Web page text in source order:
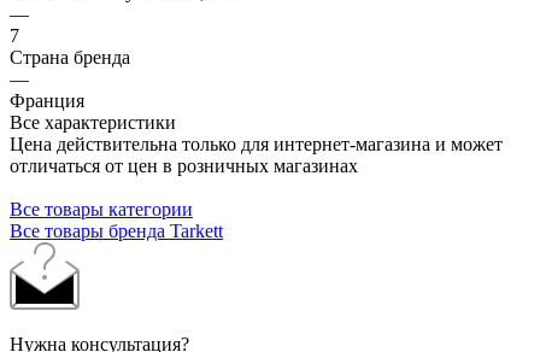
—
7
Страна бренда
—
Франция
Все характеристики
Цена действительна только для интернет-магазина и может
отличаться от цен в розничных магазинах
Все товары категории
Все товары бренда Tarkett
Нужна консультация?